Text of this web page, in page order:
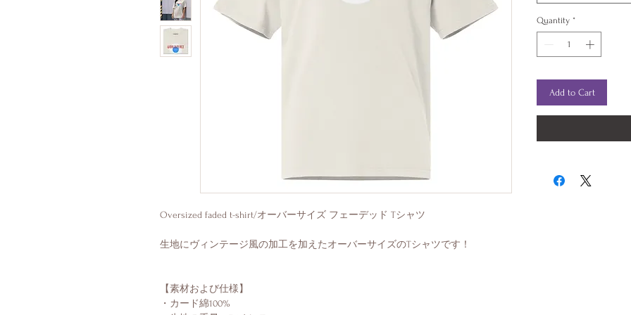
Oversized faded t-shirt/オーバーサイズ フェーデッド Tシャツ
生地にヴィンテージ風の加工を加えたオーバーサイズのTシャツです！
【素材および仕様】
・カード綿100%
Quantity *
Add to Cart